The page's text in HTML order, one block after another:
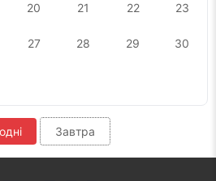
20 21 22 23
27 28 29 30
Завтра